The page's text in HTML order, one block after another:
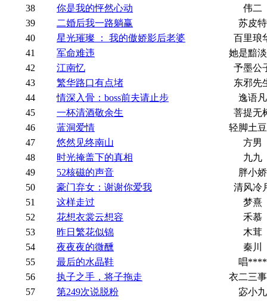
38
你是我的怦然心动
伟二
39
二婚后我一路躺赢
苏皮特
40
星光璀璨 ： 我的傲娇影后老婆
百里琅
41
军命难违
她是黯
42
江南忆
予墨公
43
繁华路口有点堵
东邪先
44
情深入骨：boss前夫请止步
逸语凡
45
一杯清酒敬余生
菩提无
46
蓝洞爱情
轻脚土
47
悠然见终南山
方男
48
时光掩盖下的真相
九九
49
52核磁的声音
胖小娇
50
豪门弃女：谢谢你爱我
清风冷
51
这样走过
梦熹
52
花想衣裳云想容
禾慕
53
昨日繁花似锦
木茸
54
夜夜夜的微醺
秦川
55
最后的水晶鞋
唱****
56
执子之手，将子拖走
衣二三
57
第249次说脱粉
宓小九